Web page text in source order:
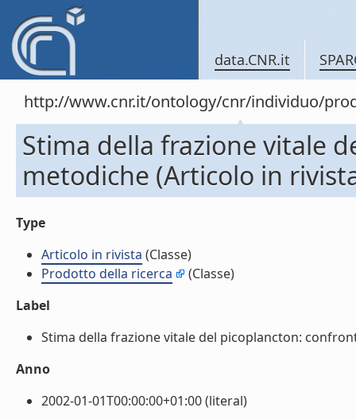
data.CNR.it
http://www.cnr.it/ontology/cnr/individuo/
Stima della frazione vitale
metodiche (Articolo in
Type
Articolo in rivista (Classe)
Prodotto della ricerca
(Classe)
Label
Stima della frazione vitale del picoplancton:
Anno
2002-01-01T00:00:00+01:00 (literal)